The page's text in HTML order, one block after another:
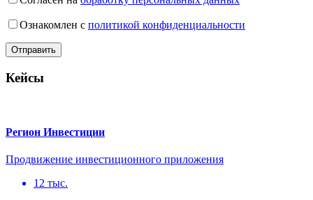
Ознакомлен с политикой конфиденциальности
Кейсы
Регион Инвестиции
Продвижение инвестиционного приложения
12 тыс.